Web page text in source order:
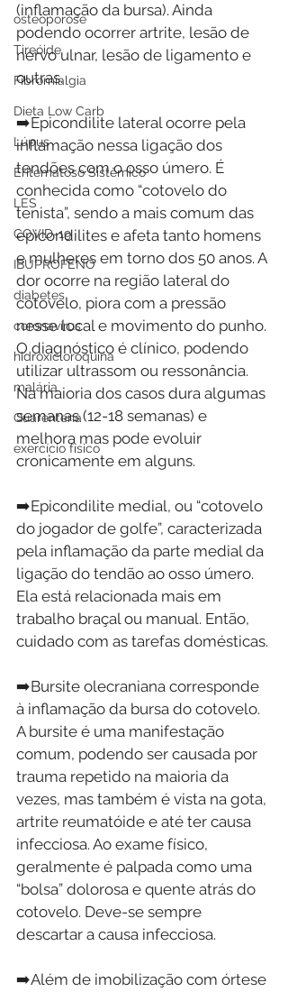
osteoporose
Tireóide
Fibromialgia
Dieta Low Carb
Lúpus
Eritematoso Sistêmico
LES
COVID-19
IBUPROFENO
diabetes
coronavírus
hidroxicloroquina
malária
Quarentena
exercício físico
(inflamação da bursa). Ainda
podendo ocorrer artrite, lesão de
nervo ulnar, lesão de ligamento e
outras.
➡️Epicondilite lateral ocorre pela
inflamação nessa ligação dos
tendões com o osso úmero. É
conhecida como “cotovelo do
tenista”, sendo a mais comum das
epicondilites e afeta tanto homens
e mulheres em torno dos 50 anos. A
dor ocorre na região lateral do
cotovelo, piora com a pressão
nesse local e movimento do punho.
O diagnóstico é clínico, podendo
utilizar ultrassom ou ressonância.
Na maioria dos casos dura algumas
semanas (12-18 semanas) e
melhora mas pode evoluir
cronicamente em alguns.
➡️Epicondilite medial, ou “cotovelo
do jogador de golfe”, caracterizada
pela inflamação da parte medial da
ligação do tendão ao osso úmero.
Ela está relacionada mais em
trabalho braçal ou manual. Então,
cuidado com as tarefas domésticas.
➡️Bursite olecraniana corresponde
à inflamação da bursa do cotovelo.
A bursite é uma manifestação
comum, podendo ser causada por
trauma repetido na maioria da
vezes, mas também é vista na gota,
artrite reumatóide e até ter causa
infecciosa. Ao exame físico,
geralmente é palpada como uma
“bolsa” dolorosa e quente atrás do
cotovelo. Deve-se sempre
descartar a causa infecciosa.
➡️Além de imobilização com órtese